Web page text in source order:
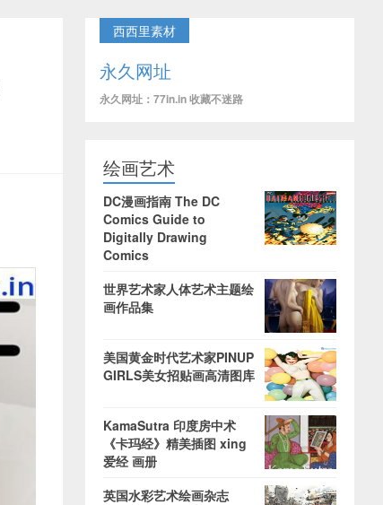
西西里素材
永久网址
永久网址：77in.in 收藏不迷路
绘画艺术
DC漫画指南 The DC
Comics Guide to
Digitally Drawing
Comics
世界艺术家人体艺术主题绘
画作品集
美国黄金时代艺术家PINUP
GIRLS美女招贴画高清图库
KamaSutra 印度房中术
《卡玛经》精美插图 xing
爱经 画册
英国水彩艺术绘画杂志